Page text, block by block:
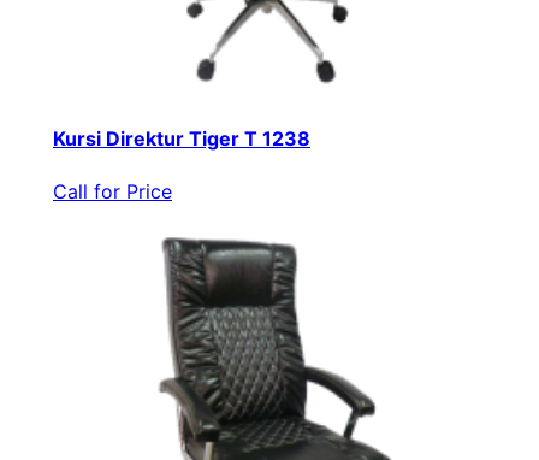
Kursi Direktur Tiger T 1238
Call for Price